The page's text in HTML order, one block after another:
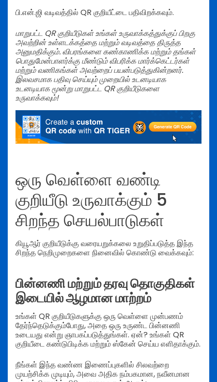
பி.என்.ஜி வடிவத்தில் QR குறியீட்டை பதிவிறக்கவும்.
மாறுபட்ட QR குறியீடுகள் உங்கள் உருவாக்கத்துக்குப் பிறகு
அவற்றின் உள்ளடக்கத்தை மற்றும் வடிவத்தை திருத்த
அனுமதிக்கும். விபரங்களை கண்காணிக்க மற்றும் தங்கள்
பொதுமேன்பாளர்க்கு மீண்டும் விபரிக்க மார்க்கெட்டர்கள்
மற்றும் வணிகங்கள் அவற்றைப் பயன்படுத்துகின்றனர்.
இலவசமாக பதிவு செய்யும் முறையில் உடனடியாக
உடனடியாக மூன்று மாறுபட்ட QR குறியீடுகளை
உருவாக்கவும்!
ஒரு வெள்ளை வண்டி
குறியீடு உருவாக்கும் 5
சிறந்த செயல்பாடுகள்
கியூஆர் குறியீடுக்கு வரையறுக்கலை உறுதிப்படுத்த இந்த
சிறந்த நெறிமுறைகளை நினைவில் கொண்டு வைக்கவும்:
பின்னணி மற்றும் தரவு தொகுதிகள்
இடையில் ஆழமான மாற்றம்
உங்கள் QR குறியீடுகளுக்கு ஒரு வெள்ளை முன்பணம்
தேர்ந்தெடுக்கும்போது, அதை ஒரு உருண்ட பின்னணி
உடையது என்று ஞாபகப்படுத்துங்கள். ஏன்? உங்கள் QR
குறியீடை கண்டுபிடிக்க மற்றும் ஸ்கேன் செய்ய எளிதாக்கும்.
நீங்கள் இந்த வண்ண இணைப்புகளில் சிலவற்றை
முயற்சிக்க முடியும், அவை அதிக நம்பகமான, நவீனமான